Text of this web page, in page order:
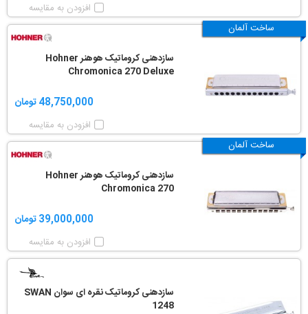
افزودن به مقایسه
ساخت آلمان
سازدهنی کروماتیک هوهنر Hohner
Chromonica 270 Deluxe
48,750,000 تومان
افزودن به مقایسه
ساخت آلمان
سازدهنی کروماتیک هوهنر Hohner
Chromonica 270
39,000,000 تومان
افزودن به مقایسه
سازدهنی کروماتیک نقره ای سوان SWAN
1248